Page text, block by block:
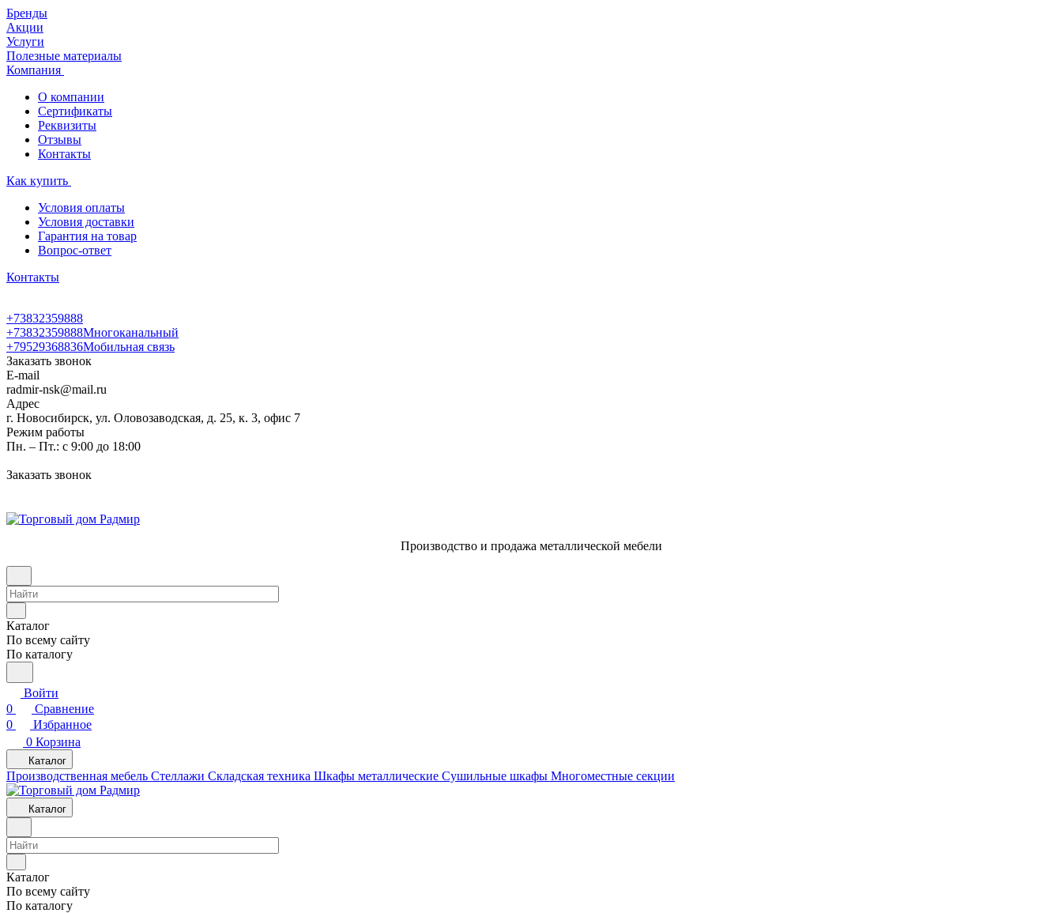
Бренды
Акции
Услуги
Полезные материалы
Компания
О компании
Сертификаты
Реквизиты
Отзывы
Контакты
Как купить
Условия оплаты
Условия доставки
Гарантия на товар
Вопрос-ответ
Контакты
+73832359888
+73832359888Многоканальный
+79529368836Мобильная связь
Заказать звонок
E-mail
radmir-nsk@mail.ru
Адрес
г. Новосибирск, ул. Оловозаводская, д. 25, к. 3, офис 7
Режим работы
Пн. – Пт.: с 9:00 до 18:00
Заказать звонок
Производство и продажа металлической мебели
Каталог
По всему сайту
По каталогу
Войти
0
Сравнение
0
Избранное
0 Корзина
Каталог
Производственная мебель Cтеллажи Складская техника Шкафы металлические Cушильные шкафы Многоместные секции
Каталог
Каталог
По всему сайту
По каталогу